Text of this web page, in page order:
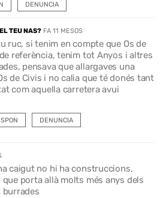
DENUNCIA
TEU NAS? FA 11 MESOS
ruc, si tenim en compte que Os de
referència, tenim tot Anyos i altres
pensava que allargaves una
de Civis i no calia que té donés tant
com aquella carretera avui
DENUNCIA
caigut no hi ha construccions,
porta allà molts més anys dels